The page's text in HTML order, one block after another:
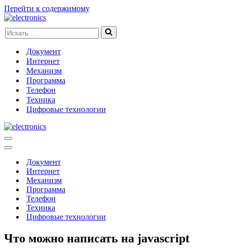
Перейти к содержимому
Искать...
Документ
Интернет
Механизм
Программа
Телефон
Техника
Цифровые технологии
Меню
навигации
Меню
навигацииДокумент
Интернет
Механизм
Программа
Телефон
Техника
Цифровые технологии
Что можно написать на javascript